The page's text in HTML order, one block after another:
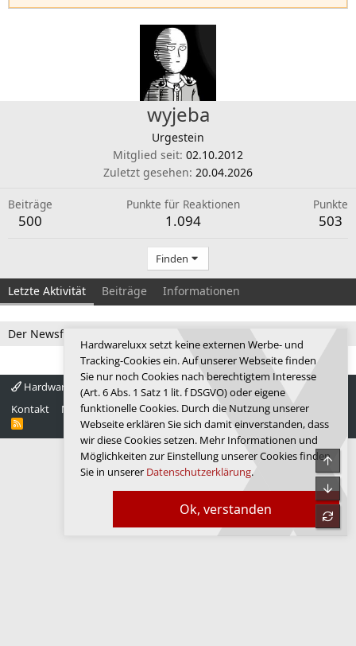
wyjeba
Urgestein
Mitglied seit 02.10.2012
Zuletzt gesehen 20.04.2026
Beiträge
500
Punkte für Reaktionen
1.094
Punkte
503
Finden
Letzte Aktivität Beiträge Informationen
Der Newsfeed ist zur Zeit leer.
Hardwareluxx 4.0
Deutsch
Kontakt
Nutzungsbedingungen Datenschutz Hilfe Startseite
R
Ok, verstanden
Hardwareluxx setzt keine externen Werbe- und
Tracking-Cookies ein. Auf unserer Webseite finden
Sie nur noch Cookies nach berechtigtem Interesse
(Art. 6 Abs. 1 Satz 1 lit. f DSGVO) oder eigene
funktionelle Cookies. Durch die Nutzung unserer
Webseite erklären Sie sich damit einverstanden, dass
wir diese Cookies setzen. Mehr Informationen und
Möglichkeiten zur Einstellung unserer Cookies finden
Sie in unserer Datenschutzerklärung.